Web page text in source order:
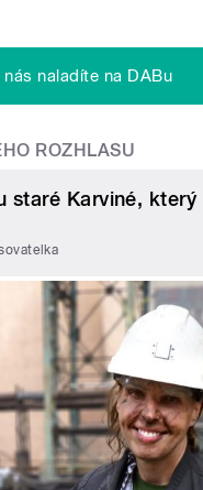
nás naladíte na DABu
ROZHLASU
staré Karviné,